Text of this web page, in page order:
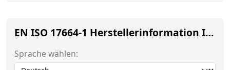
EN ISO 17664-1 Herstellerinformation Instrumente (Mundspiegel, Kehlkopfspiegel, Fotospiegel, Micro-Spiegel, Griffe für Mundspiegel, Parodontometer, Sonden)
Sprache wählen: